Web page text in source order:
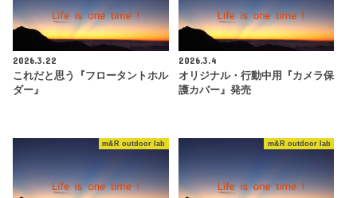
2026.3.22
これだと思う『フロータントホル
ダー』
2026.3.4
オリジナル・行動中用『カメラ保
護カバー』発売
m&R outdoor lab m&R outdoor lab